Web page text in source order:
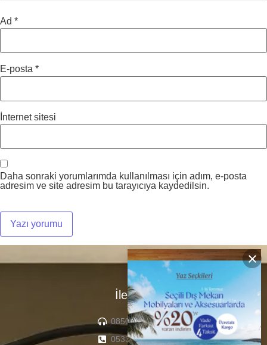
×
Ad *
E-posta *
İnternet sitesi
Daha sonraki yorumlarımda kullanılması için adım, e-posta
adresim ve site adresim bu tarayıcıya kaydedilsin.
İletişim
0850 307 04 22
0533 336 71 13